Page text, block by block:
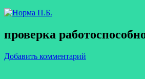
проверка
Добавить комментарий